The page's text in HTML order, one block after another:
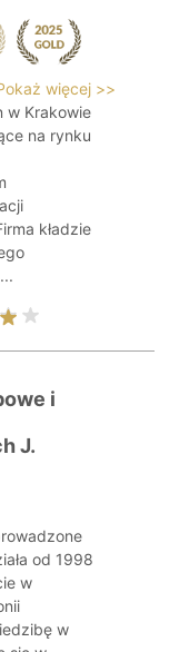
więcej >>
w Krakowie
na rynku
kładzie
i
J.
od 1998
w
w